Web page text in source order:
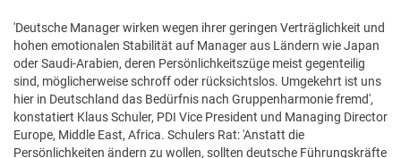
'Deutsche Manager wirken wegen ihrer geringen Verträglichkeit und
hohen emotionalen Stabilität auf Manager aus Ländern wie Japan
oder Saudi-Arabien, deren Persönlichkeitszüge meist gegenteilig
sind, möglicherweise schroff oder rücksichtslos. Umgekehrt ist uns
hier in Deutschland das Bedürfnis nach Gruppenharmonie fremd',
konstatiert Klaus Schuler, PDI Vice President und Managing Director
Europe, Middle East, Africa. Schulers Rat: 'Anstatt die
Persönlichkeiten ändern zu wollen, sollten deutsche Führungskräfte